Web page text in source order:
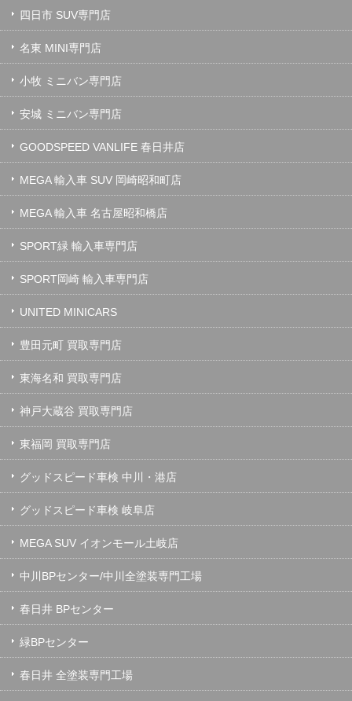
四日市 SUV専門店
名東 MINI専門店
小牧 ミニバン専門店
安城 ミニバン専門店
GOODSPEED VANLIFE 春日井店
MEGA 輸入車 SUV 岡崎昭和町店
MEGA 輸入車 名古屋昭和橋店
SPORT緑 輸入車専門店
SPORT岡崎 輸入車専門店
UNITED MINICARS
豊田元町 買取専門店
東海名和 買取専門店
神戸大蔵谷 買取専門店
東福岡 買取専門店
グッドスピード車検 中川・港店
グッドスピード車検 岐阜店
MEGA SUV イオンモール土岐店
中川BPセンター/中川全塗装専門工場
春日井 BPセンター
緑BPセンター
春日井 全塗装専門工場